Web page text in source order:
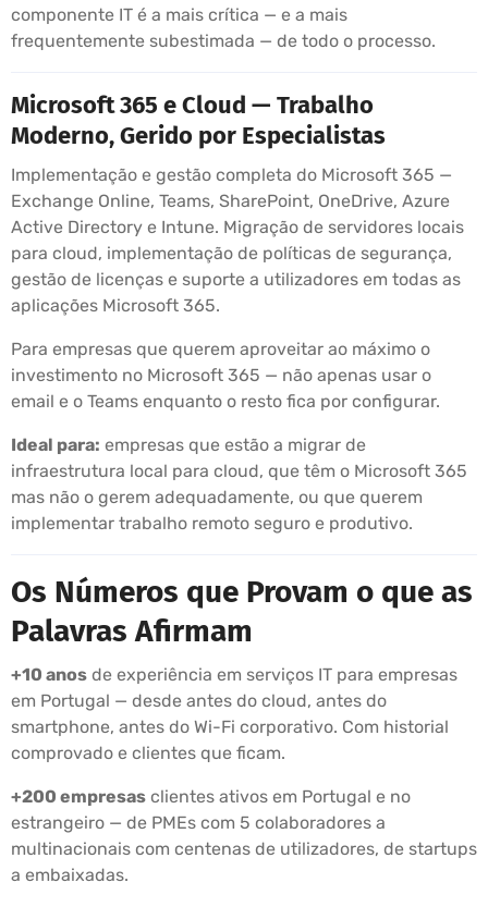
componente IT é a mais crítica — e a mais
frequentemente subestimada — de todo o processo.
Microsoft 365 e Cloud — Trabalho
Moderno, Gerido por Especialistas
Implementação e gestão completa do Microsoft 365 —
Exchange Online, Teams, SharePoint, OneDrive, Azure
Active Directory e Intune. Migração de servidores locais
para cloud, implementação de políticas de segurança,
gestão de licenças e suporte a utilizadores em todas as
aplicações Microsoft 365.
Para empresas que querem aproveitar ao máximo o
investimento no Microsoft 365 — não apenas usar o
email e o Teams enquanto o resto fica por configurar.
Ideal para: empresas que estão a migrar de
infraestrutura local para cloud, que têm o Microsoft 365
mas não o gerem adequadamente, ou que querem
implementar trabalho remoto seguro e produtivo.
Os Números que Provam o que as
Palavras Afirmam
+10 anos de experiência em serviços IT para empresas
em Portugal — desde antes do cloud, antes do
smartphone, antes do Wi-Fi corporativo. Com historial
comprovado e clientes que ficam.
+200 empresas clientes ativos em Portugal e no
estrangeiro — de PMEs com 5 colaboradores a
multinacionais com centenas de utilizadores, de startups
a embaixadas.